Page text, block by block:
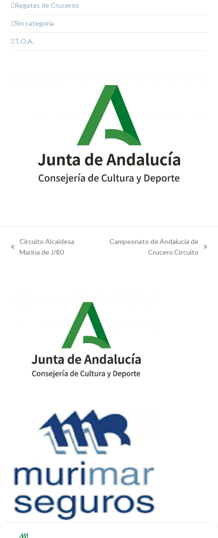
Regatas de Cruceros
Sin categoría
T.O.A.
previous
Circuito Alcaidesa
Marina de J/80
Campeonato de Andalucía de
Crucero Circuito